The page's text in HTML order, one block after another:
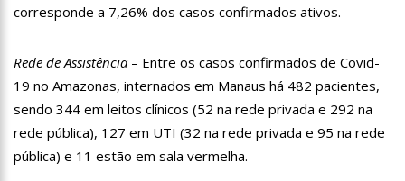
11:09 Bruna Biancardi ganha mimo de R$ 820 de Neymar: ‘Se fez
à população idosa da zona oeste
14:25 Confira quais bairros de Manaus ficarão sem energia nesta
segunda-feira (15)
14:17 Motoristas de aplicativo entram em greve em todo o Brasil
corresponde a 7,26% dos casos confirmados ativos.
Rede de Assistência – Entre os casos confirmados de Covid-
19 no Amazonas, internados em Manaus há 482 pacientes,
sendo 344 em leitos clínicos (52 na rede privada e 292 na
rede pública), 127 em UTI (32 na rede privada e 95 na rede
pública) e 11 estão em sala vermelha.